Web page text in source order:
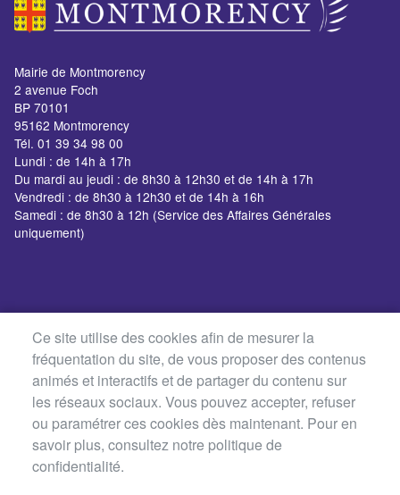
Mairie de Montmorency
2 avenue Foch
BP 70101
95162 Montmorency
Tél. 01 39 34 98 00
Lundi : de 14h à 17h
Du mardi au jeudi : de 8h30 à 12h30 et de 14h à 17h
Vendredi : de 8h30 à 12h30 et de 14h à 16h
Samedi : de 8h30 à 12h (Service des Affaires Générales
uniquement)
Ce site utilise des cookies afin de mesurer la
fréquentation du site, de vous proposer des contenus
animés et interactifs et de partager du contenu sur
les réseaux sociaux. Vous pouvez accepter, refuser
ou paramétrer ces cookies dès maintenant. Pour en
savoir plus, consultez notre politique de
confidentialité.